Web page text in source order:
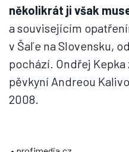
několikrát ji však
a souvisejícím
v Šaľe na Slovensku,
pochází. Ondřej
pěvkyní Andreou
2008.